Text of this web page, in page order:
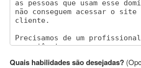
Quais habilidades são desejadas?